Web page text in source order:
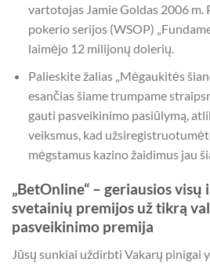
vartotojas Jamie Goldas 2006
pokerio serijos (WSOP)
laimėjo 12 milijonų dolerių.
Palieskite žalias „Mėgaukitės
esančias šiame trumpame
gauti pasveikinimo pasiūlymą,
veiksmus, kad
mėgstamus kazino žaidimus jau
„BetOnline“ – geriausios
svetainių premijos už tikrą
pasveikinimo premija
Jūsų sunkiai uždirbti Vakarų pinigai